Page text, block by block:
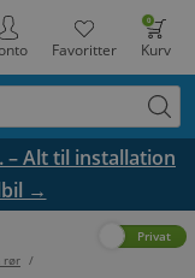
0
Kurv
Favoritter
– Alt til installation
→
rør /
Privat